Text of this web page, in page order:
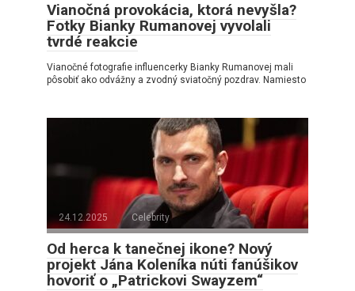
Vianočná provokácia, ktorá nevyšla?
Fotky Bianky Rumanovej vyvolali
tvrdé reakcie
Vianočné fotografie influencerky Bianky Rumanovej mali
pôsobiť ako odvážny a zvodný sviatočný pozdrav. Namiesto
24.12.2025 Celebrity
Od herca k tanečnej ikone? Nový
projekt Jána Koleníka núti fanúšikov
hovoriť o „Patrickovi Swayzem“